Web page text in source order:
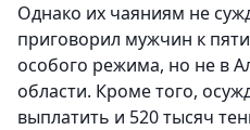
Однако их чаяниям не
приговорил мужчин к
особого режима, но не в
области. Кроме того,
выплатить и 520 тысяч